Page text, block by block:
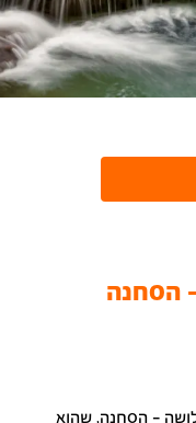
- הסחנה
– הסחנה, שהוא